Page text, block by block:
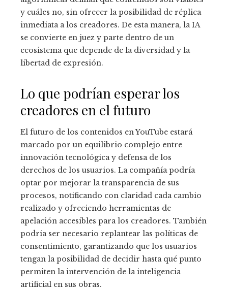
y cuáles no, sin ofrecer la posibilidad de réplica
inmediata a los creadores. De esta manera, la IA
se convierte en juez y parte dentro de un
ecosistema que depende de la diversidad y la
libertad de expresión.
Lo que podrían esperar los
creadores en el futuro
El futuro de los contenidos en YouTube estará
marcado por un equilibrio complejo entre
innovación tecnológica y defensa de los
derechos de los usuarios. La compañía podría
optar por mejorar la transparencia de sus
procesos, notificando con claridad cada cambio
realizado y ofreciendo herramientas de
apelación accesibles para los creadores. También
podría ser necesario replantear las políticas de
consentimiento, garantizando que los usuarios
tengan la posibilidad de decidir hasta qué punto
permiten la intervención de la inteligencia
artificial en sus obras.